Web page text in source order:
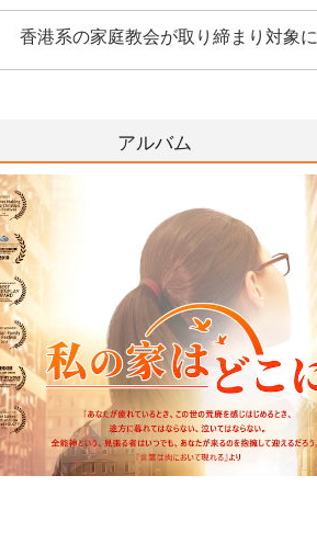
香港系の家庭教会が取り締まり対象に
アルバム